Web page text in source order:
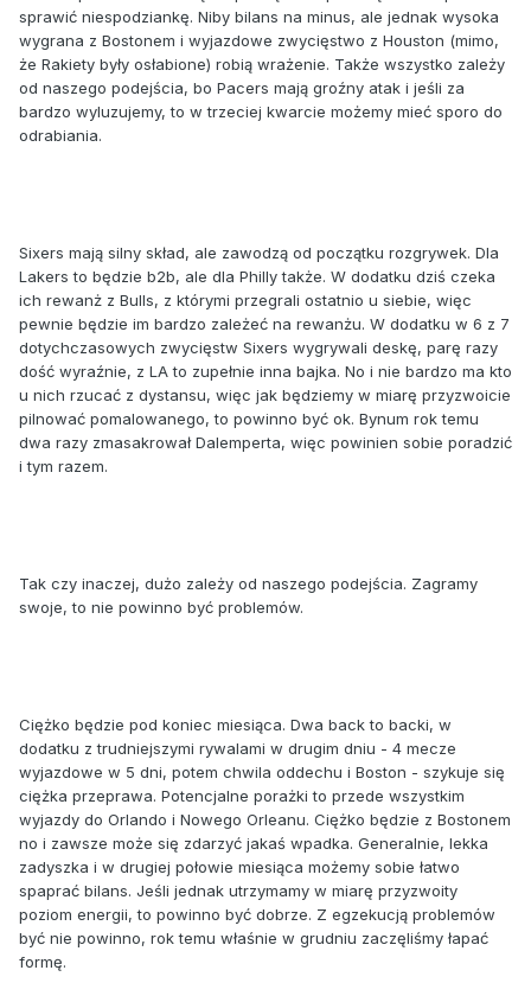
sprawić niespodziankę. Niby bilans na minus, ale jednak wysoka
wygrana z Bostonem i wyjazdowe zwycięstwo z Houston (mimo,
że Rakiety były osłabione) robią wrażenie. Także wszystko zależy
od naszego podejścia, bo Pacers mają groźny atak i jeśli za
bardzo wyluzujemy, to w trzeciej kwarcie możemy mieć sporo do
odrabiania.
Sixers mają silny skład, ale zawodzą od początku rozgrywek. Dla
Lakers to będzie b2b, ale dla Philly także. W dodatku dziś czeka
ich rewanż z Bulls, z którymi przegrali ostatnio u siebie, więc
pewnie będzie im bardzo zależeć na rewanżu. W dodatku w 6 z 7
dotychczasowych zwycięstw Sixers wygrywali deskę, parę razy
dość wyraźnie, z LA to zupełnie inna bajka. No i nie bardzo ma kto
u nich rzucać z dystansu, więc jak będziemy w miarę przyzwoicie
pilnować pomalowanego, to powinno być ok. Bynum rok temu
dwa razy zmasakrował Dalemperta, więc powinien sobie poradzić
i tym razem.
Tak czy inaczej, dużo zależy od naszego podejścia. Zagramy
swoje, to nie powinno być problemów.
Ciężko będzie pod koniec miesiąca. Dwa back to backi, w
dodatku z trudniejszymi rywalami w drugim dniu - 4 mecze
wyjazdowe w 5 dni, potem chwila oddechu i Boston - szykuje się
ciężka przeprawa. Potencjalne porażki to przede wszystkim
wyjazdy do Orlando i Nowego Orleanu. Ciężko będzie z Bostonem
no i zawsze może się zdarzyć jakaś wpadka. Generalnie, lekka
zadyszka i w drugiej połowie miesiąca możemy sobie łatwo
spaprać bilans. Jeśli jednak utrzymamy w miarę przyzwoity
poziom energii, to powinno być dobrze. Z egzekucją problemów
być nie powinno, rok temu właśnie w grudniu zaczęliśmy łapać
formę.